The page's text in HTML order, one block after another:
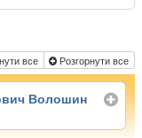
все Розгорнути все
Волошин